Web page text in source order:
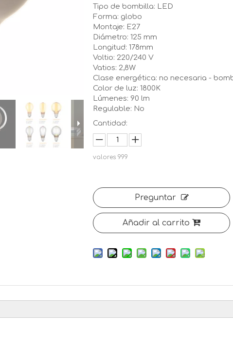
Tipo de bombilla: LED
Forma: globo
Montaje: E27
Diámetro: 125 mm
Longitud: 178mm
Voltio: 220/240 V
Vatios: 2,8W
Clase energética: no necesaria -
Color de luz: 1800K
Lúmenes: 90 lm
Regulable: No
Cantidad:
valores999
Preguntar
Añadir al carrito